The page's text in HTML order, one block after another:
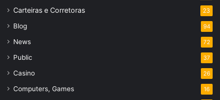
Carteiras e Corretoras 23
Blog 94
News 72
Public 37
Casino 26
Computers, Games 16